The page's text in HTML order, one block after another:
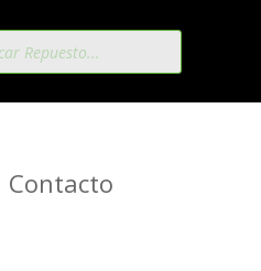
Contacto